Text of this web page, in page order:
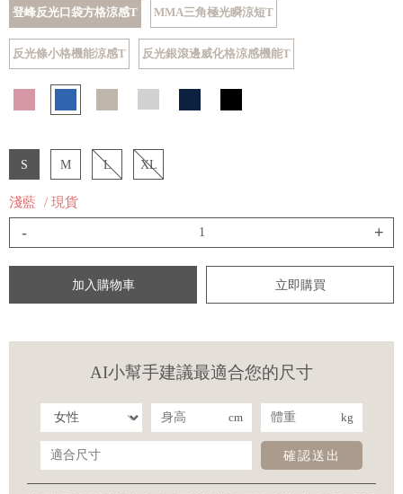
登峰反光口袋方格涼感T MMA三角極光瞬涼短T
反光條小格機能涼感T 反光銀滾邊威化格涼感機能T
S M L XL
淺藍 / 現貨
- +
加入購物車 立即購買
AI小幫手建議最適合您的尺寸
cm kg
確認送出